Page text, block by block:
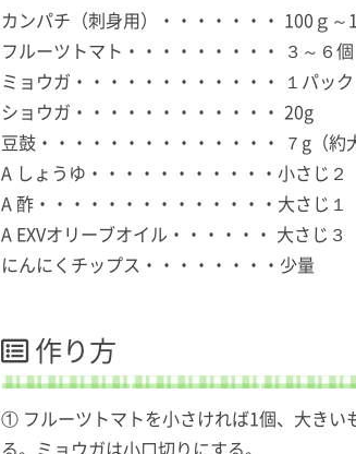
カンパチ（刺身用）・・・・・・・ 100ｇ～
フルーツトマト・・・・・・・・・ ３～６個
ミョウガ・・・・・・・・・・・・ １パック
ショウガ・・・・・・・・・・・・ 20g
豆鼓・・・・・・・・・・・・・・ ７g（約
A しょうゆ・・・・・・・・・・・小さじ２
A 酢・・・・・・・・・・・・・・大さじ１
A EXVオリーブオイル・・・・・・ 大さじ３
にんにくチップス・・・・・・・・少量
作り方
① フルーツトマトを小さければ1個、大きい
る。ミョウガは小口切りにする。